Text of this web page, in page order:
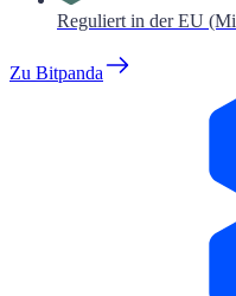
Reguliert in der EU
Zu Bitpanda